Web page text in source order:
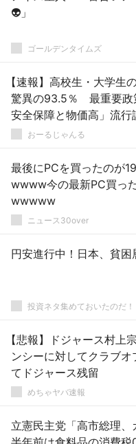
👽」
ゴールデンタイムズ
【速報】高校生・大学生
驚異の93.5％ 最重要政
安全保障と物価高」流行
名度は4割
おーるじゃんる
最後にPCを買ったのが
wwww今の最新PC買っ
wwwww
ニュース30over
円安進行中！日本、貧
投資ネタ集めておいたのだ！
【悲報】ドジャース村上
ンシーに対してクラブオ
てドジャース残留
めちゃヤバ速報
立憲民主党「高市総理、